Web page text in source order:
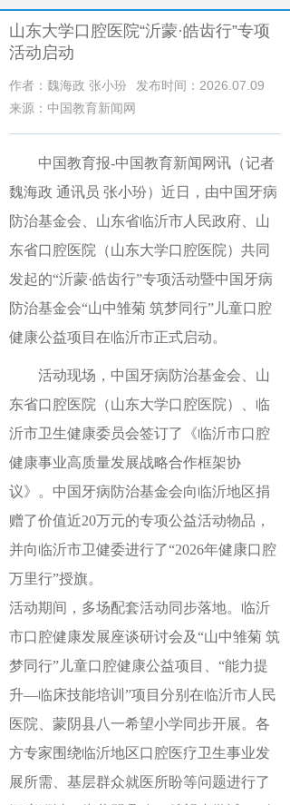
山东大学口腔医院“沂蒙·皓齿行”专项
活动启动
作者：魏海政 张小玢
发布时间：2026.07.09
来源：中国教育新闻网
中国教育报-中国教育新闻网讯（记者
魏海政 通讯员 张小玢） 近日，由中国牙病
防治基金会、山东省临沂市人民政府、山
东省口腔医院（山东大学口腔医院）共同
发起的“沂蒙·皓齿行”专项活动暨中国牙病
防治基金会“山中雏菊 筑梦同行”儿童口腔
健康公益项目在临沂市正式启动。
活动现场，中国牙病防治基金会、山
东省口腔医院（山东大学口腔医院）、临
沂市卫生健康委员会签订了《临沂市口腔
健康事业高质量发展战略合作框架协
议》。中国牙病防治基金会向临沂地区捐
赠了价值近20万元的专项公益活动物品，
并向临沂市卫健委进行了“2026年健康口腔
万里行”授旗。
活动期间，多场配套活动同步落地。临沂
市口腔健康发展座谈研讨会及“山中雏菊 筑
梦同行”儿童口腔健康公益项目、“能力提
升—临床技能培训”项目分别在临沂市人民
医院、蒙阴县八一希望小学同步开展。各
方专家围绕临沂地区口腔医疗卫生事业发
展所需、基层群众就医所盼等问题进行了